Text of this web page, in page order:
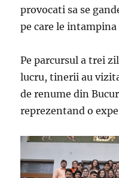
provocati sa se
pe care le
Pe parcursul a trei
lucru, tinerii au
de renume din
reprezentand o